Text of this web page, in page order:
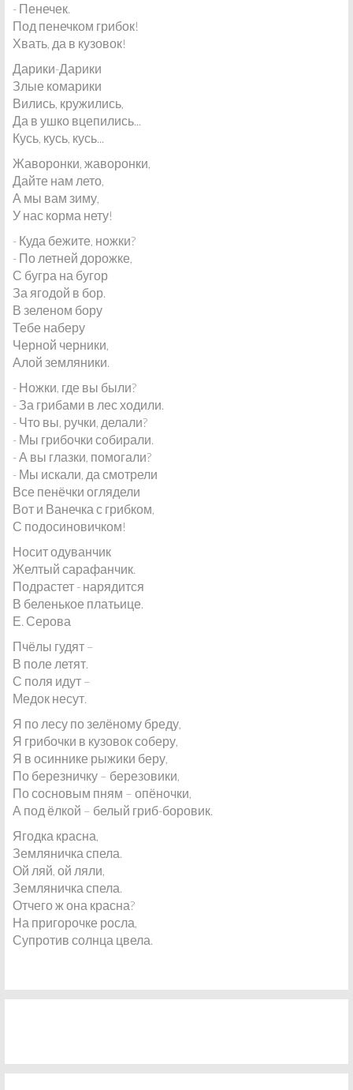
- Пенечек.
Под пенечком грибок!
Хвать, да в кузовок!
Дарики-Дарики
Злые комарики
Вились, кружились,
Да в ушко вцепились...
Кусь, кусь, кусь...
Жаворонки, жаворонки,
Дайте нам лето,
А мы вам зиму,
У нас корма нету!
- Куда бежите, ножки?
- По летней дорожке,
С бугра на бугор
За ягодой в бор.
В зеленом бору
Тебе наберу
Черной черники,
Алой земляники.
- Ножки, где вы были?
- За грибами в лес ходили.
- Что вы, ручки, делали?
- Мы грибочки собирали.
- А вы глазки, помогали?
- Мы искали, да смотрели
Все пенёчки оглядели
Вот и Ванечка с грибком,
С подосиновичком!
Носит одуванчик
Желтый сарафанчик.
Подрастет - нарядится
В беленькое платьице.
Е. Серова
Пчёлы гудят –
В поле летят.
С поля идут –
Медок несут.
Я по лесу по зелёному бреду,
Я грибочки в кузовок соберу,
Я в осиннике рыжики беру,
По березничку – березовики,
По сосновым пням – опёночки,
А под ёлкой – белый гриб-боровик.
Ягодка красна,
Земляничка спела.
Ой ляй, ой ляли,
Земляничка спела.
Отчего ж она красна?
На пригорочке росла,
Супротив солнца цвела.